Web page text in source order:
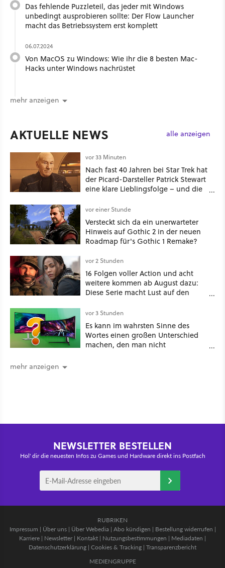
Das fehlende Puzzleteil, das jeder mit Windows
unbedingt ausprobieren sollte: Der Flow Launcher
macht das Betriebssystem erst komplett
06.07.2024
Von MacOS zu Windows: Wie ihr die 8 besten Mac-
Hacks unter Windows nachrüstet
mehr anzeigen
AKTUELLE NEWS alle anzeigen
vor 33 Minuten
Nach fast 40 Jahren bei Star Trek hat
der Picard-Darsteller Patrick Stewart
eine klare Lieblingsfolge – und die
vor einer Stunde
Versteckt sich da ein unerwarteter
Hinweis auf Gothic 2 in der neuen
Roadmap für's Gothic 1 Remake?
vor 2 Stunden
16 Folgen voller Action und acht
weitere kommen ab August dazu:
Diese Serie macht Lust auf den
vor 3 Stunden
Es kann im wahrsten Sinne des
Wortes einen großen Unterschied
machen, den man nicht
mehr anzeigen
NEWSLETTER BESTELLEN
Hol' dir die neuesten Infos zu Games und Hardware direkt ins Postfach
RUBRIKEN
Impressum | Über uns| Über Webedia | Abo kündigen | Bestellung widerrufen |
Karriere | Newsletter | Kontakt | Nutzungsbestimmungen | Mediadaten |
Datenschutzerklärung | Cookies & Tracking | Transparenzbericht
MEDIENGRUPPE